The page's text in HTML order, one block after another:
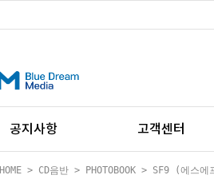
공지사항 고객센터
HOME > CD음반 > PHOTOBOOK > SF9 (에스에